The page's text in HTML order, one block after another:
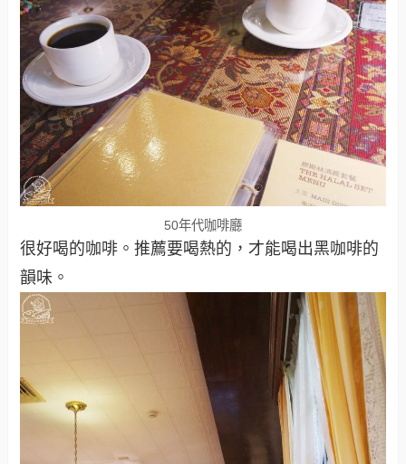
50年代咖啡廳
很好喝的咖啡。推薦要喝熱的，才能喝出黑咖啡的
韻味。